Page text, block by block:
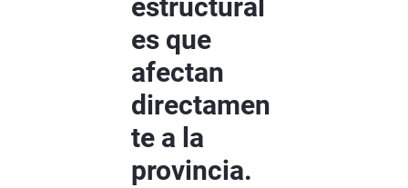
estructural
es que
afectan
directamen
te a la
provincia.